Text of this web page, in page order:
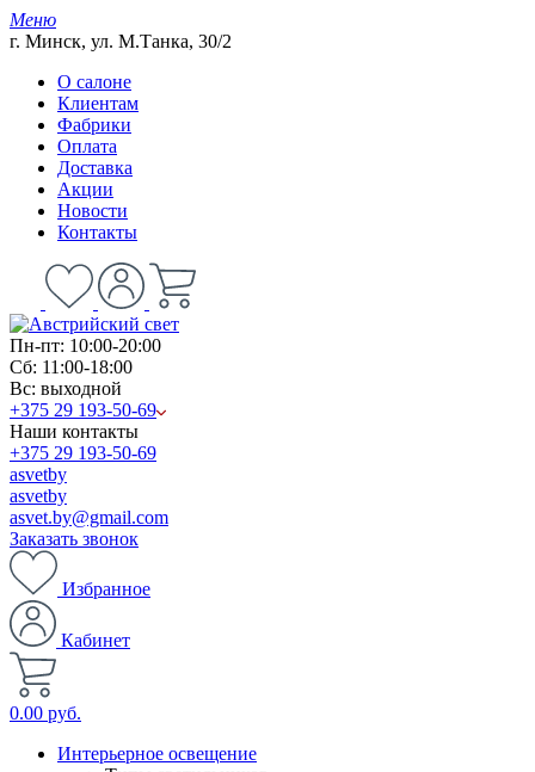
Меню
г. Минск, ул. М.Танка, 30/2
О салоне
Клиентам
Фабрики
Оплата
Доставка
Акции
Новости
Контакты
Пн-пт: 10:00-20:00
Сб: 11:00-18:00
Вс: выходной
+375 29 193-50-69
Наши контакты
+375 29 193-50-69
asvetby
asvetby
asvet.by@gmail.com
Заказать звонок
Избранное
Кабинет
0.00 руб.
Интерьерное освещение